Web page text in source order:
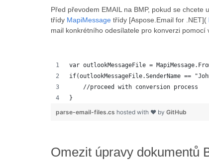
Před převodem EMAIL na BMP, pokud se
třídy MapiMessage třídy [Aspose.Email for .NET](
mail konkrétního odesílatele pro konverzi pomocí
var outlookMessageFile =
if(outlookMessageFile.SenderName ==
    //proceed with conversion process
}
parse-email-files.cs hosted with ❤ by GitHub
Omezit úpravy dokumentů